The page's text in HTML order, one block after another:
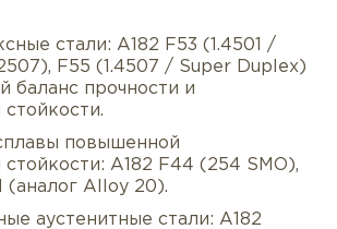
стали: A182 F53 (1.4501 /
F55 (1.4507 / Super Duplex)
баланс прочности и
повышенной
A182 F44 (254 SMO),
(аналог Alloy 20).
аустенитные стали: A182